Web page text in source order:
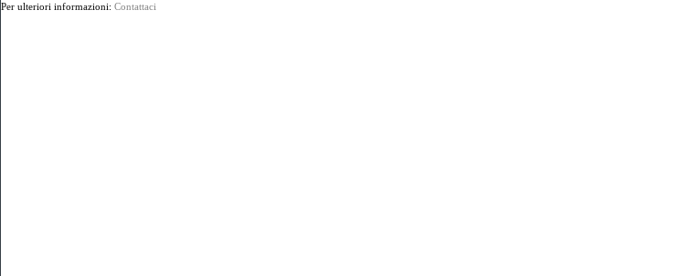
Per ulteriori informazioni: Contattaci